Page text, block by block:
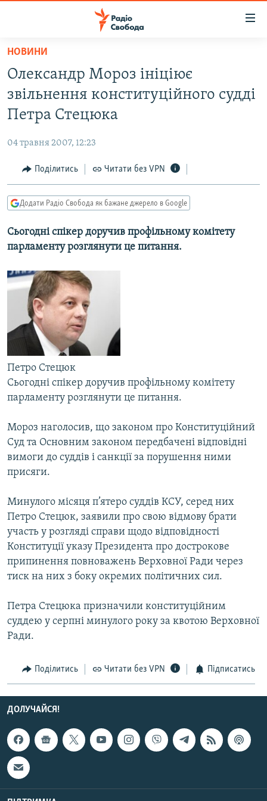
Перейти
основного
матеріалу
Перейти
до
основної
навігації
Перейти
до
пошуку
ВСЕ ЗА ДОБУ
СТАТТІ
ЕКОНОМІКА
СУСПІЛЬСТВО
УКРАЇНА
РОСІЙСЬКА «ФІЛЬТРАЦІЯ»
ДОНБАС.РЕАЛІЇ
ТИ ЯК?
СХЕМИ
КИТАЙ.ВИКЛИКИ
МУЛЬТИМЕДІА
ФОТО
СПЕЦПРОЄКТИ
ПОДКАСТИ
КРИМ РЕАЛІЇ
КТАТ
ДОЛУЧАЙСЯ!
Усі сайти RFE/RL
НОВИНИ
Олександр Мороз ініціює
звільнення конституційного судді
Петра Стецюка
04 травня 2007, 12:23
Поділитись Читати без VPN
Додати Радіо Свобода як бажане джерело в Google
Сьогодні спікер доручив профільному комітету
парламенту розглянути це питання.
Петро Стецюк
Сьогодні спікер доручив профільному комітету
парламенту розглянути це питання.
Мороз наголосив, що законом про Конституційний
Суд та Основним законом передбачені відповідні
вимоги до суддів і санкції за порушення ними
присяги.
Минулого місяця п’ятеро суддів КСУ, серед них
Петро Стецюк, заявили про свою відмову брати
участь у розгляді справи щодо відповідності
Конституції указу Президента про дострокове
припинення повноважень Верховної Ради через
тиск на них з боку окремих політичних сил.
Петра Стецюка призначили конституційним
суддею у серпні минулого року за квотою Верховної
Ради.
Поділитись Читати без VPN Підписатись
ДОЛУЧАЙСЯ!